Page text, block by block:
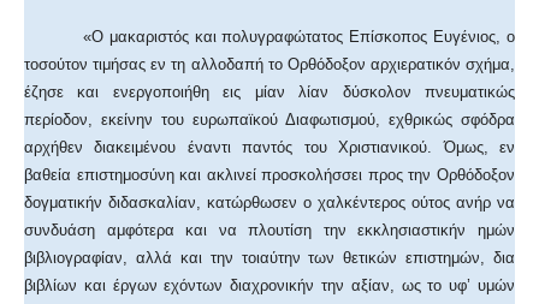
«Ο μακαριστός και πολυγραφώτατος Επίσκοπος Ευγένιος, ο
τοσούτον τιμήσας εν τη αλλοδαπή το Ορθόδοξον αρχιερατικόν σχήμα,
έζησε και ενεργοποιήθη εις μίαν λίαν δύσκολον πνευματικώς
περίοδον, εκείνην του ευρωπαϊκού Διαφωτισμού, εχθρικώς σφόδρα
αρχήθεν διακειμένου έναντι παντός του Χριστιανικού. Όμως, εν
βαθεία επιστημοσύνη και ακλινεί προσκολήσσει προς την Ορθόδοξον
δογματικήν διδασκαλίαν, κατώρθωσεν ο χαλκέντερος ούτος ανήρ να
συνδυάση αμφότερα και να πλουτίση την εκκλησιαστικήν ημών
βιβλιογραφίαν, αλλά και την τοιαύτην των θετικών επιστημών, δια
βιβλίων και έργων εχόντων διαχρονικήν την αξίαν, ως το υφ’ υμών